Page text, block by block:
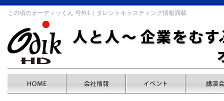
この頃のオーディッくん 号外1｜タレントキャスティング情報満載